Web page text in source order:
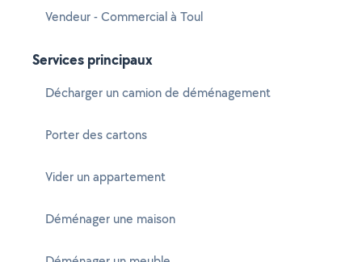
Vendeur - Commercial à Toul
Services principaux
Décharger un camion de déménagement
Porter des cartons
Vider un appartement
Déménager une maison